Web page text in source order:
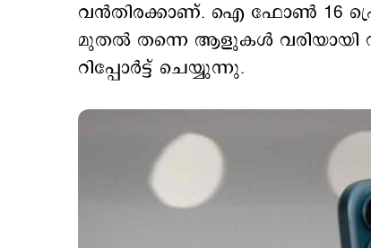
വന്‍തിരക്കാണ്. ഐ ഫോണ്‍ 16
മുതല്‍ തന്നെ ആളുകള്‍ വരിയായി
റിപ്പോര്‍ട്ട് ചെയ്യുന്നു.